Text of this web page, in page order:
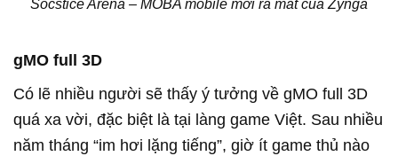
Socstice Arena – MOBA mobile mới ra mắt của Zynga
gMO full 3D
Có lẽ nhiều người sẽ thấy ý tưởng về gMO full 3D
quá xa vời, đặc biệt là tại làng game Việt. Sau nhiều
năm tháng “im hơi lặng tiếng”, giờ ít game thủ nào